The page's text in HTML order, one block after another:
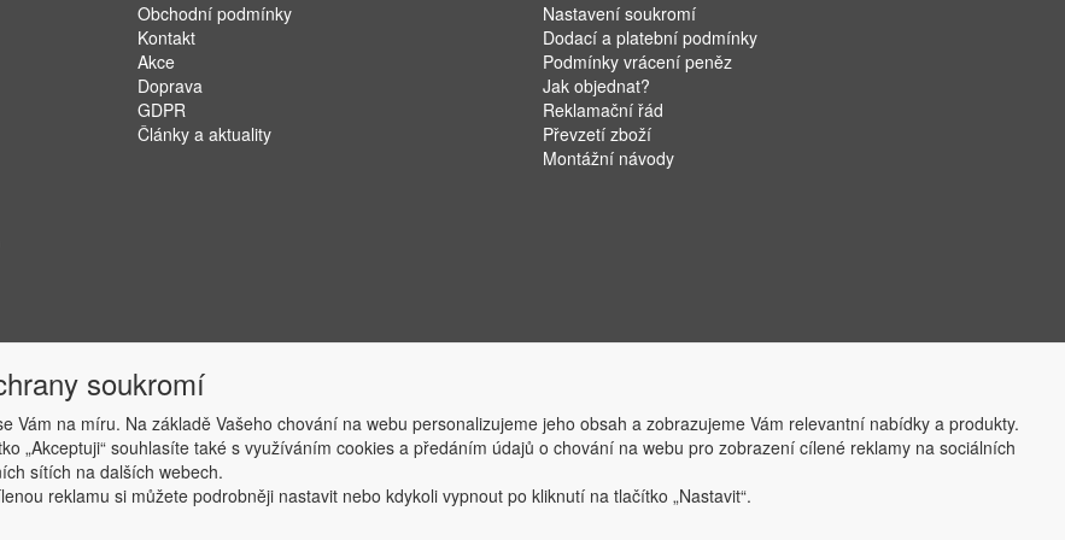
Obchodní podmínky
Kontakt
Akce
Doprava
GDPR
Články a aktuality
Nastavení soukromí
Dodací a platební podmínky
Podmínky vrácení peněz
Jak objednat?
Reklamační řád
Převzetí zboží
Montážní návody
Copyright © ABRA Software a.s. 2019
soukromí
Vám na míru. Na základě Vašeho chování na webu personalizujeme jeho obsah a zobrazujeme Vám relevantní nabídky a produkty.
„Akceptuji“ souhlasíte také s využíváním cookies a předáním údajů o chování na webu pro zobrazení cílené reklamy na sociálních
sítích na dalších webech.
reklamu si můžete podrobněji nastavit nebo kdykoli vypnout po kliknutí na tlačítko „Nastavit“.